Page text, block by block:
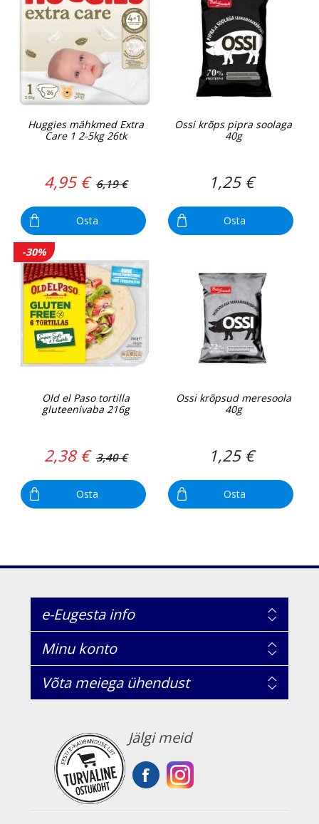
Huggies mähkmed Extra
Care 1 2-5kg 26tk
4,95 € 6,19 €
Osta
Ossi krõps pipra soolaga
40g
1,25 €
Osta
-30%
Old el Paso tortilla
gluteenivaba 216g
2,38 € 3,40 €
Osta
Ossi krõpsud meresoola
40g
1,25 €
Osta
e-Eugesta info
Minu konto
Võta meiega ühendust
Jälgi meid